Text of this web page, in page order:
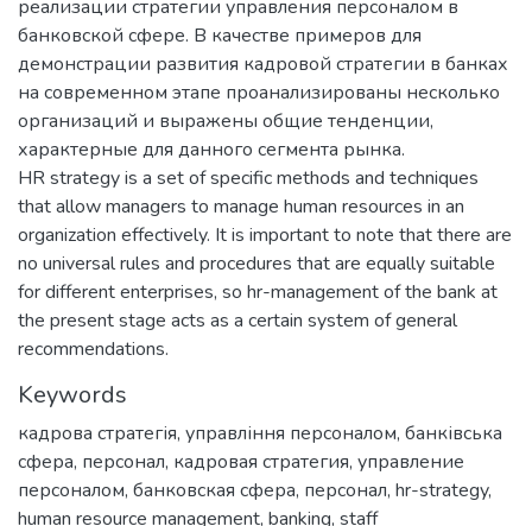
реализации стратегии управления персоналом в
банковской сфере. В качестве примеров для
демонстрации развития кадровой стратегии в банках
на современном этапе проанализированы несколько
организаций и выражены общие тенденции,
характерные для данного сегмента рынка.
HR strategy is a set of specific methods and techniques
that allow managers to manage human resources in an
organization effectively. It is important to note that there are
no universal rules and procedures that are equally suitable
for different enterprises, so hr-management of the bank at
the present stage acts as a certain system of general
recommendations.
Keywords
кадрова стратегія, управління персоналом, банківська
сфера, персонал, кадровая стратегия, управление
персоналом, банковская сфера, персонал, hr-strategy,
human resource management, banking, staff